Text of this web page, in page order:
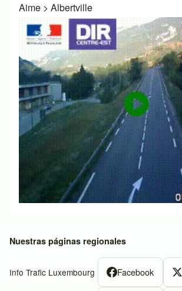
Aime > Albertville
Nuestras páginas regionales
Info Trafic Luxembourg Facebook